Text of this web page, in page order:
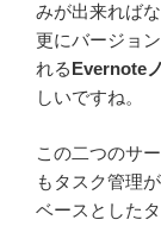
みが出来れば
更にバージョ
れるEvernote
しいですね。
この二つのサ
もタスク管理
ベースとした